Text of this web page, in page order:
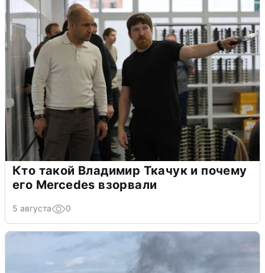
Кто такой Владимир Ткачук и почему
его Mercedes взорвали
5 августа 0